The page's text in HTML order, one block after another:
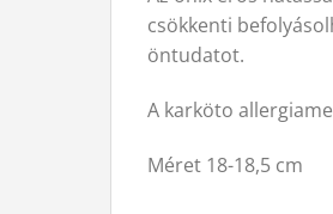
csökkenti
öntudatot.
A karköto
Méret 18-18,5 cm